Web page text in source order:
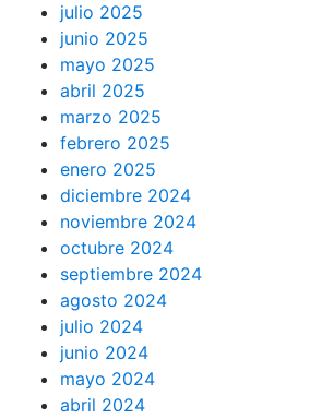
julio 2025
junio 2025
mayo 2025
abril 2025
marzo 2025
febrero 2025
enero 2025
diciembre 2024
noviembre 2024
octubre 2024
septiembre 2024
agosto 2024
julio 2024
junio 2024
mayo 2024
abril 2024